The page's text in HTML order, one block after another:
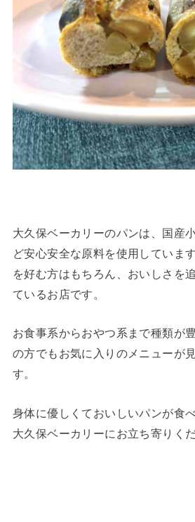
大久保ベーカリーのパンは、国産
ど安心安全な原料を使用していま
を好む方はもちろん、おいしさを
ているお店です。
お食事系からおやつ系まで種類が
の方でもお気に入りのメニューが
す。
身体に優しくておいしいパンが食
大久保ベーカリーにお立ち寄りくだ